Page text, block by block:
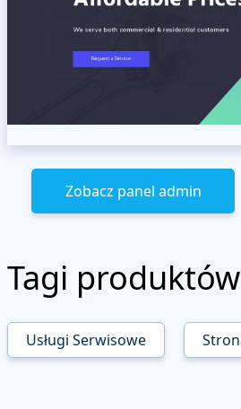
Zobacz panel admin
Tagi produktów
Usługi Serwisowe